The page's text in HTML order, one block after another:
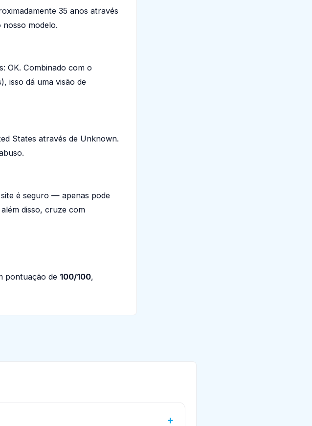
35 anos através
modelo.
OK. Combinado com o
isso dá uma visão de
States através de Unknown.
é seguro — apenas pode
disso, cruze com
pontuação de 100/100,